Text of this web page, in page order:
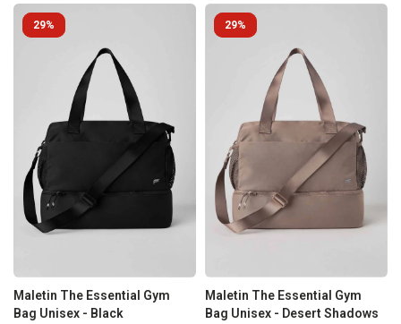
29
Maletin The Essential Gym
Bag Unisex - Black
29
Maletin The Essential Gym
Bag Unisex - Desert Shadows